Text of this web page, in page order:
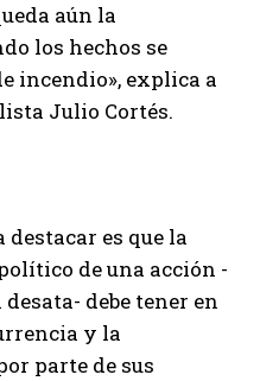
aún la
los hechos se
incendio», explica a
Julio Cortés.
es que la
de una acción -
debe tener en
y la
parte de sus